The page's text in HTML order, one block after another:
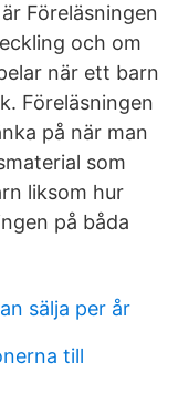
Föreläsningen
och om
när ett barn
Föreläsningen
på när man
som
liksom hur
på båda
sälja per år
till